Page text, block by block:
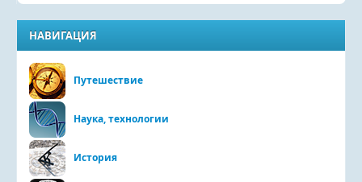
НАВИГАЦИЯ
Путешествие
Наука, технологии
История